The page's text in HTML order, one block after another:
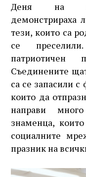
Деня на
демонстрираха
тези, които са
се
Съединените
са се запасили
които да
направи
знаменца,
социалните
празник на